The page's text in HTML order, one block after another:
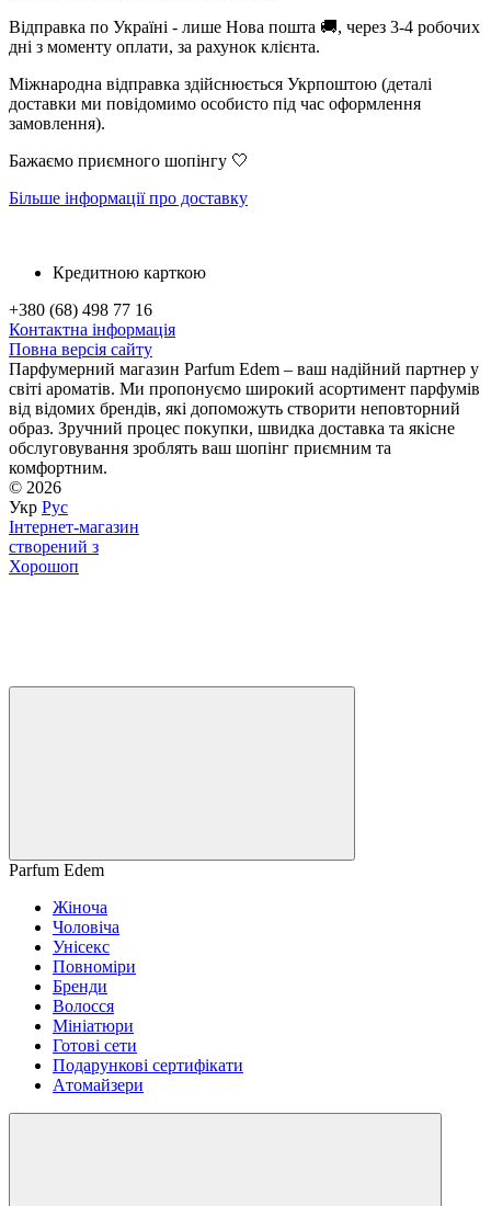
Відправка по Україні - лише Нова пошта 🚚, через 3-4 робочих
дні з моменту оплати, за рахунок клієнта.
Міжнародна відправка здійснюється Укрпоштою (деталі
доставки ми повідомимо особисто під час оформлення
замовлення).
Бажаємо приємного шопінгу 🤍
Більше інформації про доставку
Кредитною карткою
+380 (68) 498 77 16
Контактна інформація
Повна версія сайту
Парфумерний магазин Parfum Edem – ваш надійний партнер у
світі ароматів. Ми пропонуємо широкий асортимент парфумів
від відомих брендів, які допоможуть створити неповторний
образ. Зручний процес покупки, швидка доставка та якісне
обслуговування зроблять ваш шопінг приємним та
комфортним.
© 2026
Укр Рус
Інтернет-магазин
створений з
Хорошоп
Parfum Edem
Жіноча
Чоловіча
Унісекс
Повноміри
Бренди
Волосся
Мініатюри
Готові сети
Подарункові сертифікати
Aтомайзери